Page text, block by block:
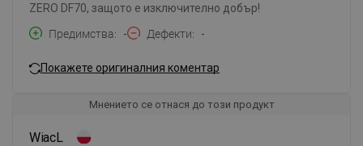
ZERO DF70, защото е изключително добър!
Предимства
- Дефекти -
Покажете оригиналния коментар
Мнението се отнася до този продукт
WiacL